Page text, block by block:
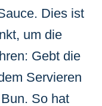
Dies ist
um die
Gebt die
Servieren
So hat